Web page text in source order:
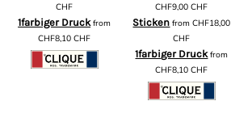
CHF
1farbiger Druckfrom
CHF8,10CHF
CHF9,00CHF
Sticken fromCHF18,00
CHF
1farbiger Druckfrom
CHF8,10CHF